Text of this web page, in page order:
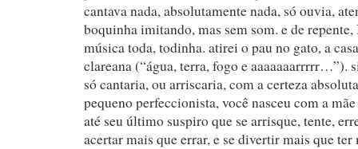
cantava nada, absolutamente nada, só ouvia,
boquinha imitando, mas sem som. e de
música toda, todinha. atirei o pau no gato, a
clareana (“água, terra, fogo e aaaaaaarrrrr…”).
só cantaria, ou arriscaria, com a certeza
pequeno perfeccionista, você nasceu com a
até seu último suspiro que se arrisque, tente,
acertar mais que errar, e se divertir mais que ter